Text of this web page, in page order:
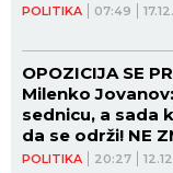
POLITIKA 07:49
POLITIKA 20:27
OPOZICIJA SE
Milenko
sednicu, a sada
da se održi! NE
HOĆE